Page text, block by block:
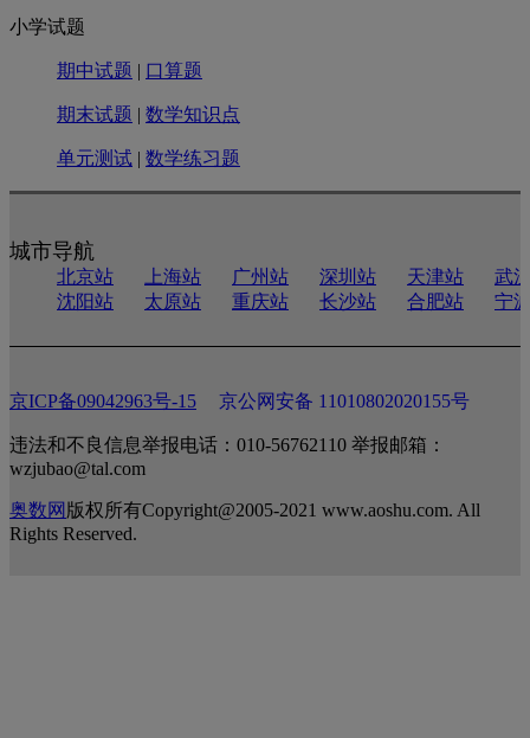
小学试题
期中试题 | 口算题
期末试题 | 数学知识点
单元测试 | 数学练习题
城市导航
北京站 上海站 广州站 深圳站 天津站
武
沈阳站
太原站 重庆站 长沙站 合肥站 宁
京ICP备09042963号-15 京公网安备 11010802020155号
违法和不良信息举报电话：010-56762110 举报邮箱：
wzjubao@tal.com
奥数网 版权所有Copyright@2005-2021 www.aoshu.com. All
Rights Reserved.